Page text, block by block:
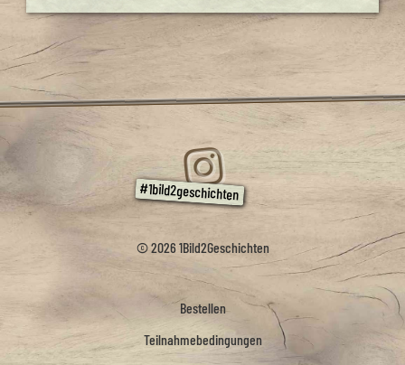
© 2026 1Bild2Geschichten
Bestellen
Teilnahmebedingungen